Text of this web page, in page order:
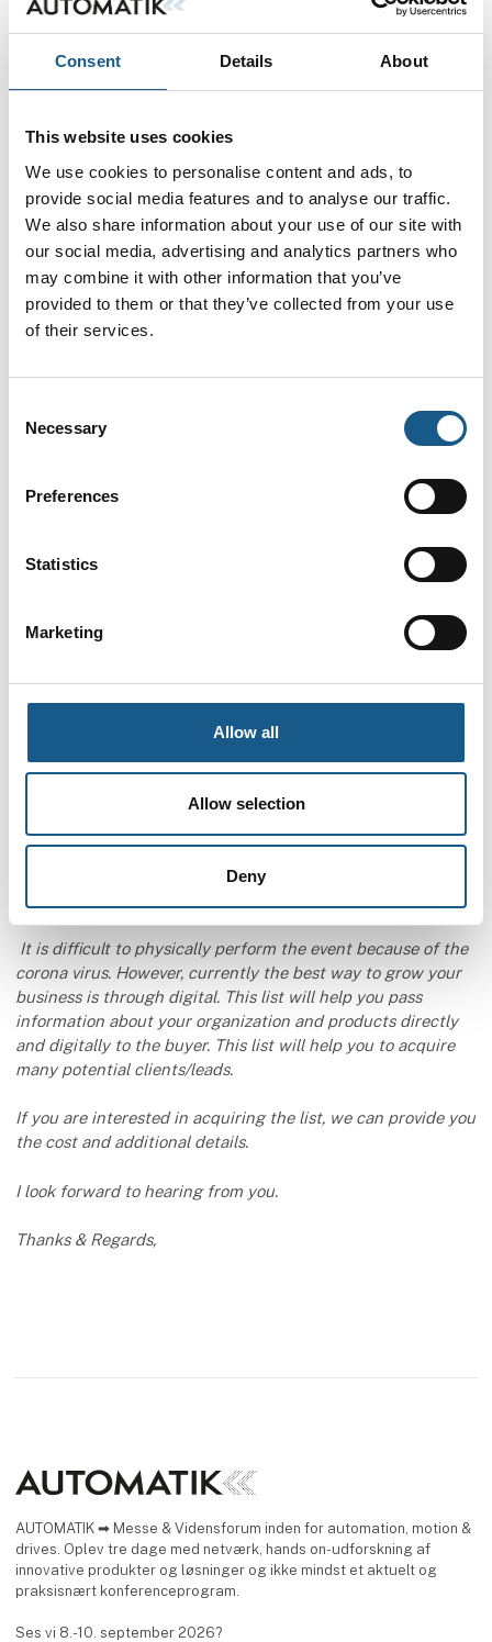
Consent Details About
This website uses cookies
We use cookies to personalise content and ads, to
provide social media features and to analyse our traffic.
We also share information about your use of our site with
our social media, advertising and analytics partners who
may combine it with other information that you’ve
provided to them or that they’ve collected from your use
of their services.
Selection
Necessary
Preferences
Statistics
Marketing
Allow all
Allow selection
Deny
udskrift af dommen og dens præmisser i både tysk og
engelsk udgave.
Bemærk at også andre virksomheder anvender et koncept,
der til forveksling minder om ovennævnte guider, fx EU
Company Directory, World Business Guide m.fl. Vi har ikke
kendskab til domme mod Expo-Guide eller øvrige
virksomheder, men kan blot konstatere at deres
forretningsmetoder stort set er identiske med Fair Guides.
Advarsel om falske faktura og mistænkelige
MCH vil gerne advare mod falske faktura og mistænkelige
en del emails med mistænkeligt indhold, og vi kan kun tage
stærkt afstand fra disse emails og metoder. Her er et
acquiring the Visitors/Registrants List.
Herning,Denmark
Registrants Counts: 8,974
Each record of the list contains: Contact Name, Email
Address, Company Name, URL/Website, Phone No,
It is difficult to physically perform the event because of the
corona virus. However, currently the best way to grow your
business is through digital. This list will help you pass
information about your organization and products directly
and digitally to the buyer. This list will help you to acquire
many potential clients/leads.
If you are interested in acquiring the list, we can provide you
the cost and additional details.
I look forward to hearing from you.
Thanks & Regards,
AUTOMATIK ➡ Messe & Vidensforum inden for automation, motion &
drives. Oplev tre dage med netværk, hands on-udforskning af
innovative produkter og løsninger og ikke mindst et aktuelt og
praksisnært konferenceprogram.
Ses vi 8.-10. september 2026?